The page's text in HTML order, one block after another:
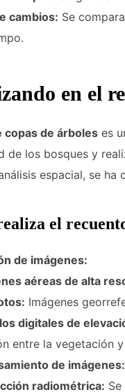
cambios: Se
en el
copas de árboles es
de los bosques y
espacial, se
el
de imágenes:
aéreas de alta
Imágenes
digitales de
entre la vegetación
de imágenes:
radiométrica: